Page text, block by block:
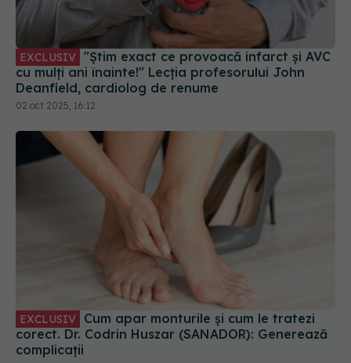
EXCLUSIV "Știm exact ce provoacă infarct și AVC
cu mulți ani înainte!" Lecția profesorului John
Deanfield, cardiolog de renume
02 oct 2025, 16:12
corect. Dr. Codrin Huszar (SANADOR): Generează
complicații
14 oct 2025, 20:31